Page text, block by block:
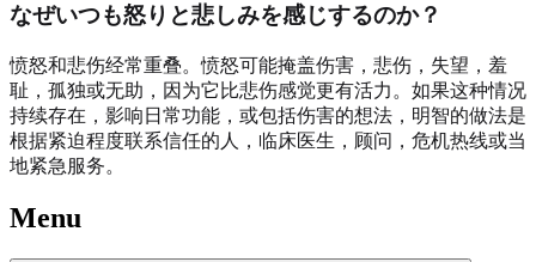
なぜいつも怒りと悲しみを感じするのか？
愤怒和悲伤经常重叠。愤怒可能掩盖伤害，悲伤，失望，羞
耻，孤独或无助，因为它比悲伤感觉更有活力。如果这种情况
持续存在，影响日常功能，或包括伤害的想法，明智的做法是
根据紧迫程度联系信任的人，临床医生，顾问，危机热线或当
地紧急服务。
Menu